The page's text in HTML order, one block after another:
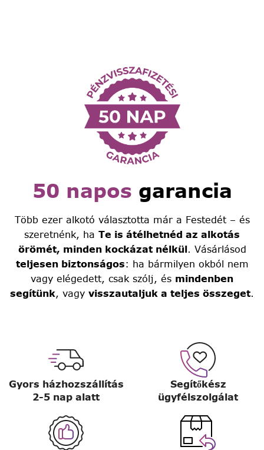
50 napos garancia
Több ezer alkotó választotta már a Festedét – és
szeretnénk, ha Te is átélhetnéd az alkotás
örömét, minden kockázat nélkül. Vásárlásod
teljesen biztonságos: ha bármilyen okból nem
vagy elégedett, csak szólj, és mindenben
segítünk, vagy visszautaljuk a teljes összeget.
Gyors házhozszállítás
2-5 nap alatt
Segítőkész
ügyfélszolgálat